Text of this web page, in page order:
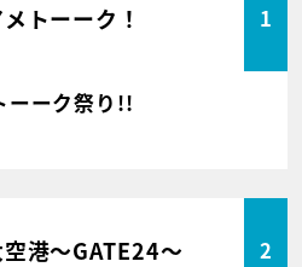
トーーク！ 1
ーーク祭り!!
港～GATE24～ 2